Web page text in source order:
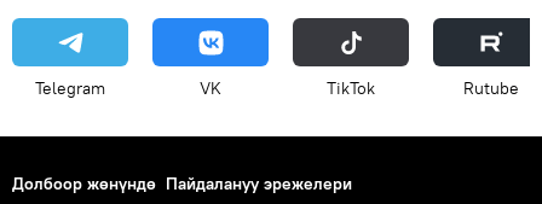
Telegram VK ТikТоk Rutube
Долбоор жөнүндө Пайдалануу эрежелери